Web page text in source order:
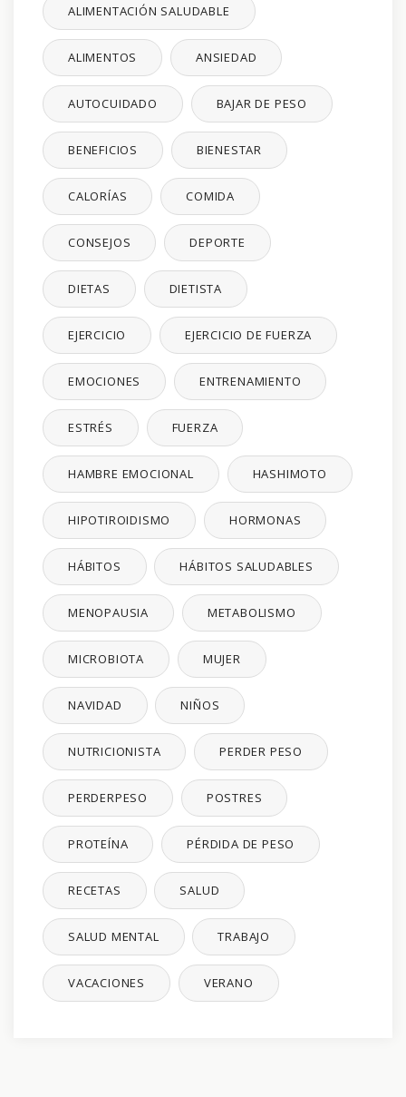
ALIMENTACIÓN SALUDABLE
ALIMENTOS ANSIEDAD
AUTOCUIDADO BAJAR DE PESO
BENEFICIOS BIENESTAR
CALORÍAS COMIDA
CONSEJOS DEPORTE
DIETAS DIETISTA
EJERCICIO EJERCICIO DE FUERZA
EMOCIONES ENTRENAMIENTO
ESTRÉS FUERZA
HAMBRE EMOCIONAL HASHIMOTO
HIPOTIROIDISMO HORMONAS
HÁBITOS HÁBITOS SALUDABLES
MENOPAUSIA METABOLISMO
MICROBIOTA MUJER
NAVIDAD NIÑOS
NUTRICIONISTA PERDER PESO
PERDERPESO POSTRES
PROTEÍNA PÉRDIDA DE PESO
RECETAS SALUD
SALUD MENTAL TRABAJO
VACACIONES VERANO